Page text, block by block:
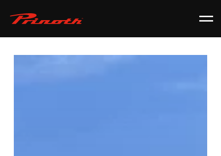
Prinoth - Corporate Website